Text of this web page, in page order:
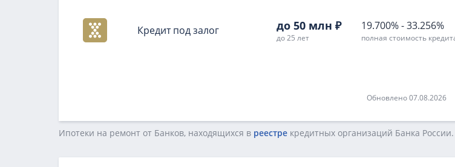
Кредит под залог до 50 млн ₽
до 25 лет
19.700%-33.256%
полная стоимость
Обновлено 07.08.2026
Ипотеки на ремонт от Банков, находящихся в реестре кредитных opгaнизaций Бaнкa Poccии.